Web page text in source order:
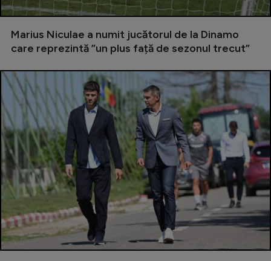
Bundesliga
Ligue 1
Starurile fotbalului
EURO 2024
Stranieri
Clasamente
Tenis
Handbal
Marius Niculae a numit jucătorul de la Dinamo
care reprezintă ”un plus față de sezonul trecut”